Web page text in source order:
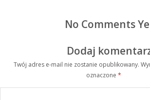
No Comments
Dodaj
Twój adres e-mail nie zostanie opublikowany.
oznaczone *